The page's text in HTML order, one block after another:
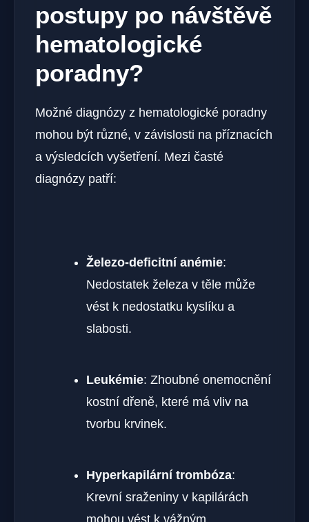
postupy po návštěvě
hematologické
poradny?
Možné diagnózy z hematologické poradny
mohou být různé, v závislosti na příznacích
a výsledcích vyšetření. Mezi časté
diagnózy patří:
Železo-deficitní anémie:
Nedostatek železa v těle může
vést k nedostatku kyslíku a
slabosti.
Leukémie: Zhoubné onemocnění
kostní dřeně, které má vliv na
tvorbu krvinek.
Hyperkapilární trombóza:
Krevní sraženiny v kapilárách
mohou vést k vážným